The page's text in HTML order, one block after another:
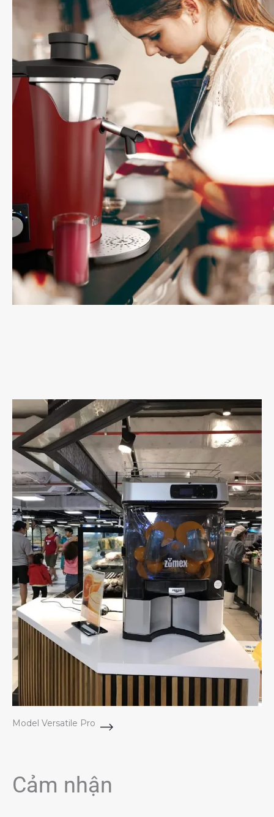
Model Versatile Pro
Cảm nhận